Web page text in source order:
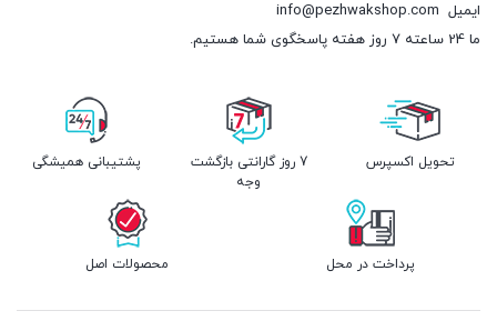
ایمیل info@pezhwakshop.com
ما 24 ساعته 7 روز هفته پاسخگوی شما هستیم.
تحویل اکسپرس
7 روز گارانتی بازگشت
وجه
پشتیبانی همیشگی
پرداخت در محل محصولات اصل